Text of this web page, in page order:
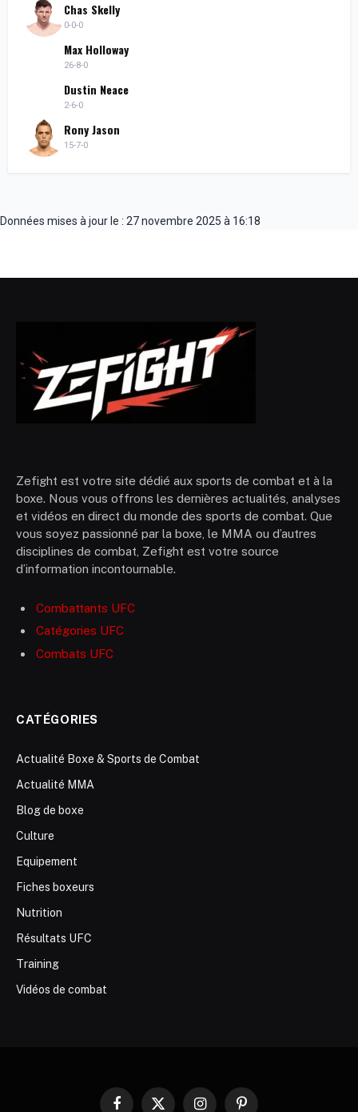
Chas Skelly
0-0-0
Max Holloway
26-8-0
Dustin Neace
2-6-0
Rony Jason
15-7-0
Données mises à jour le : 27 novembre 2025 à 16:18
Zefight est votre site dédié aux sports de combat et à la
boxe. Nous vous offrons les dernières actualités, analyses
et vidéos en direct du monde des sports de combat. Que
vous soyez passionné par la boxe, le MMA ou d’autres
disciplines de combat, Zefight est votre source
d’information incontournable.
Combattants UFC
Catégories UFC
Combats UFC
CATÉGORIES
Actualité Boxe & Sports de Combat
Actualité MMA
Blog de boxe
Culture
Equipement
Fiches boxeurs
Nutrition
Résultats UFC
Training
Vidéos de combat